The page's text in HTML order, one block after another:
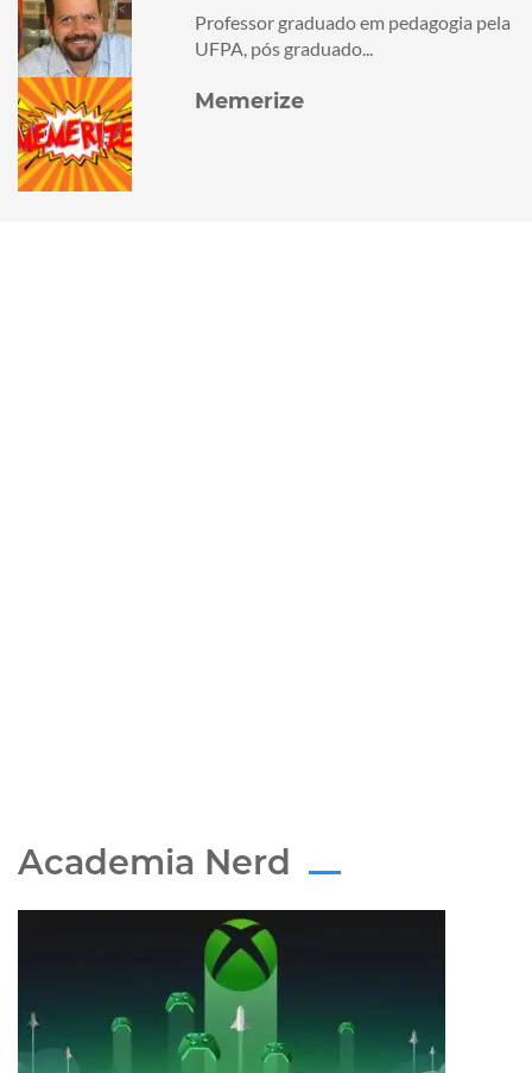
Professor graduado em pedagogia pela
UFPA, pós graduado...
Memerize
Academia Nerd